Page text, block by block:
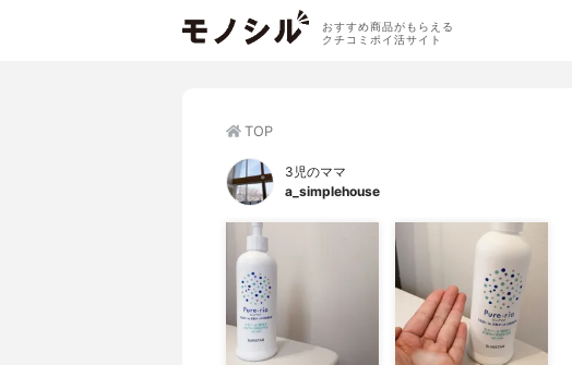
おすすめ商品がもらえる
クチコミポイ活サイト
TOP
3児のママ
a_simplehouse